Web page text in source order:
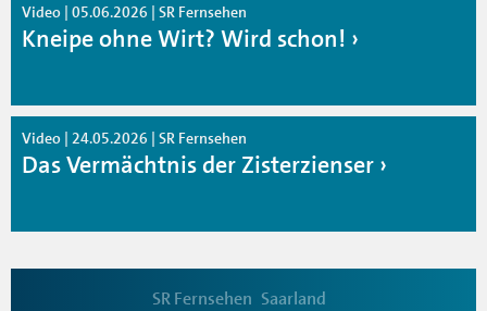
Video | 05.06.2026 | SR Fernsehen
Kneipe ohne Wirt? Wird schon!
Video | 24.05.2026 | SR Fernsehen
Das Vermächtnis der Zisterzienser
SR Fernsehen Saarland